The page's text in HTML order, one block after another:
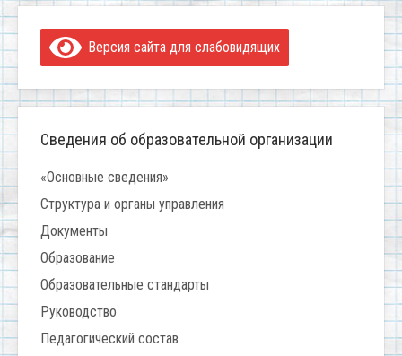
Версия сайта для слабовидящих
Сведения об образовательной организации
«Основные сведения»
Структура и органы управления
Документы
Образование
Образовательные стандарты
Руководство
Педагогический состав